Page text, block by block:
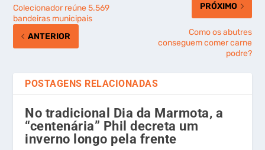
Colecionador reúne 5.569
bandeiras municipais
ANTERIOR
PRÓXIMO
Como os abutres
conseguem comer carne
podre?
POSTAGENS RELACIONADAS
No tradicional Dia da Marmota, a
“centenária” Phil decreta um
inverno longo pela frente